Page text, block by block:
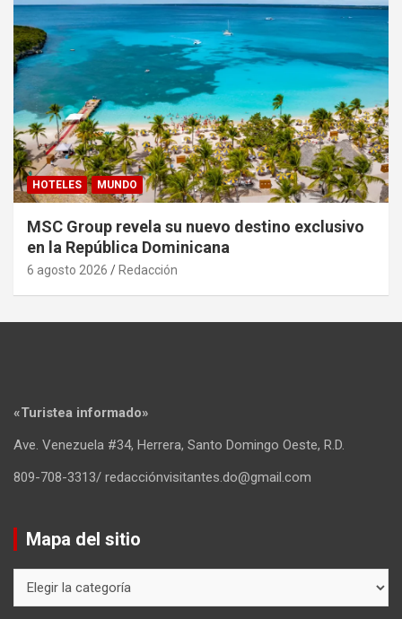
HOTELES MUNDO
MSC Group revela su nuevo destino exclusivo
en la República Dominicana
6 agosto 2026 Redacción
«Turistea informado»
Ave. Venezuela #34, Herrera, Santo Domingo Oeste, R.D.
809-708-3313/ redacciónvisitantes.do@gmail.com
Mapa del sitio
del